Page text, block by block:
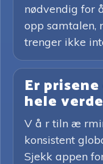
nødvendig for
opp samtalen,
trenger ikke
Er
hele
V å r tiln æ
konsistent
Sjekk appen